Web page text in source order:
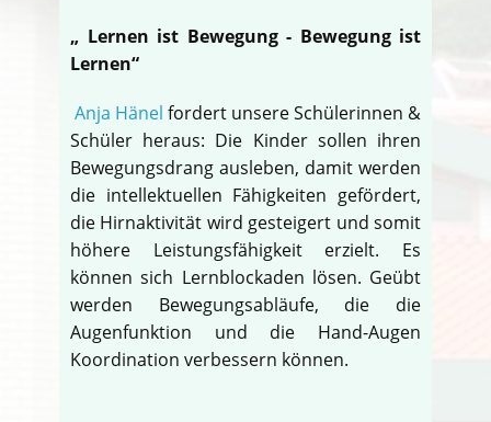
„ Lernen ist Bewegung - Bewegung ist
Lernen“
Anja Hänel fordert unsere Schülerinnen &
Schüler heraus: Die Kinder sollen ihren
Bewegungsdrang ausleben, damit werden
die intellektuellen Fähigkeiten gefördert,
die Hirnaktivität wird gesteigert und somit
höhere Leistungsfähigkeit erzielt. Es
können sich Lernblockaden lösen. Geübt
werden Bewegungsabläufe, die die
Augenfunktion und die Hand-Augen
Koordination verbessern können.